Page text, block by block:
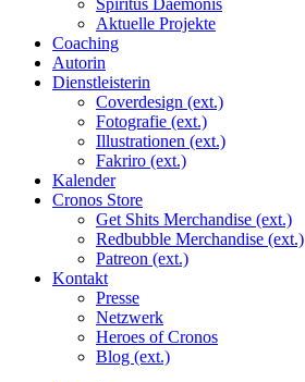
Spiritus Daemonis
Aktuelle Projekte
Coaching
Autorin
Dienstleisterin
Coverdesign (ext.)
Fotografie (ext.)
Illustrationen (ext.)
Fakriro (ext.)
Kalender
Cronos Store
Get Shits Merchandise (ext.)
Redbubble Merchandise (ext.)
Patreon (ext.)
Kontakt
Presse
Netzwerk
Heroes of Cronos
Blog (ext.)